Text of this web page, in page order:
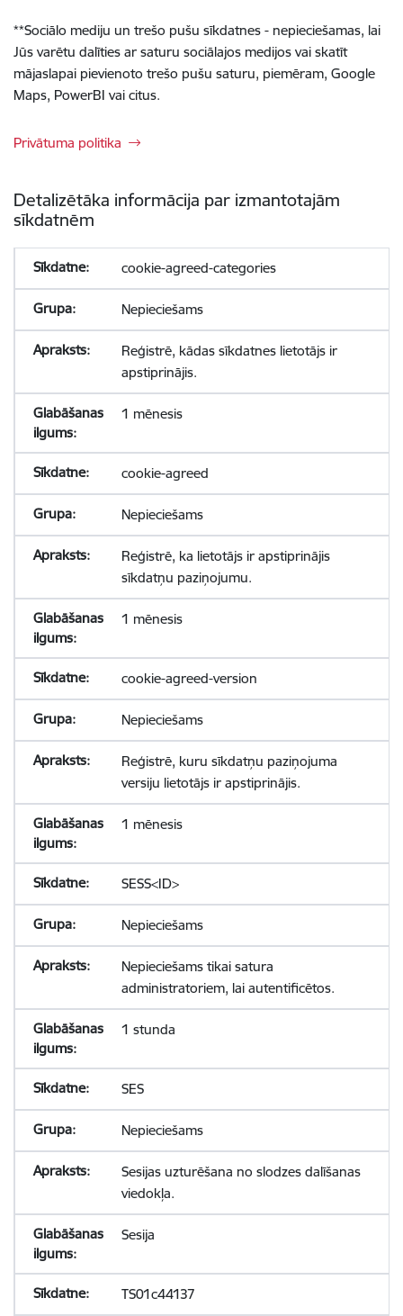
**Sociālo mediju un trešo pušu sīkdatnes - nepieciešamas, lai
Jūs varētu dalīties ar saturu sociālajos medijos vai skatīt
mājaslapai pievienoto trešo pušu saturu, piemēram, Google
Maps, PowerBI vai citus.
Privātuma politika
Detalizētāka informācija par izmantotajām
sīkdatnēm
cookie-agreed-categories
Nepieciešams
Reģistrē, kādas sīkdatnes lietotājs ir
apstiprinājis.
1 mēnesis
cookie-agreed
Nepieciešams
Reģistrē, ka lietotājs ir apstiprinājis
sīkdatņu paziņojumu.
1 mēnesis
cookie-agreed-version
Nepieciešams
Reģistrē, kuru sīkdatņu paziņojuma
versiju lietotājs ir apstiprinājis.
1 mēnesis
SESS<ID>
Nepieciešams
Nepieciešams tikai satura
administratoriem, lai autentificētos.
1 stunda
SES
Nepieciešams
Sesijas uzturēšana no slodzes dalīšanas
viedokļa.
Sesija
TS01c44137